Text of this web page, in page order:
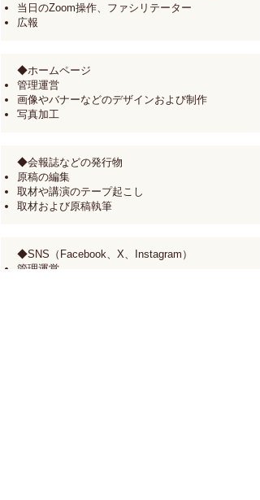
当日のZoom操作、ファシリテーター
​広報
◆ホームページ
管理運営
​画像やバナーなどのデザインおよび制作
写真加工​
◆会報誌などの発行物
原稿の編集
取材や講演のテープ起こし
取材および原稿執筆
◆SNS（Facebook、X、Instagram）
管理運営